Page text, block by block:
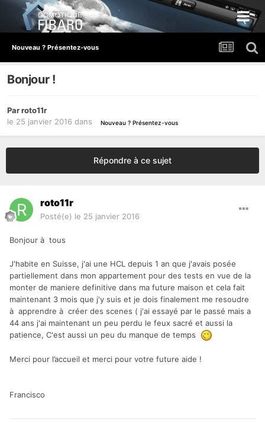
Nouveau ? Présentez-vous
Bonjour !
Parroto11r
le 25 janvier 2016 dans Nouveau ? Présentez-vous
Répondre à ce sujet
roto11r
Posté(e) le 25 janvier 2016
Bonjour à tous
J'habite en Suisse, j'ai une HCL depuis 1 an que j'avais posée
partiellement dans mon appartement pour des tests en vue de la
monter de maniere definitive dans ma future maison et cela fait
maintenant 3 mois que j'y suis et je dois finalement me resoudre
à apprendre à créer des scenes ( j'ai essayé par le passé mais a
44 ans j'ai maintenant un peu perdu le feux sacré et aussi la
patience, C'est aussi un peu du manque de temps
Merci pour l’accueil et merci pour votre future aide !
Francisco